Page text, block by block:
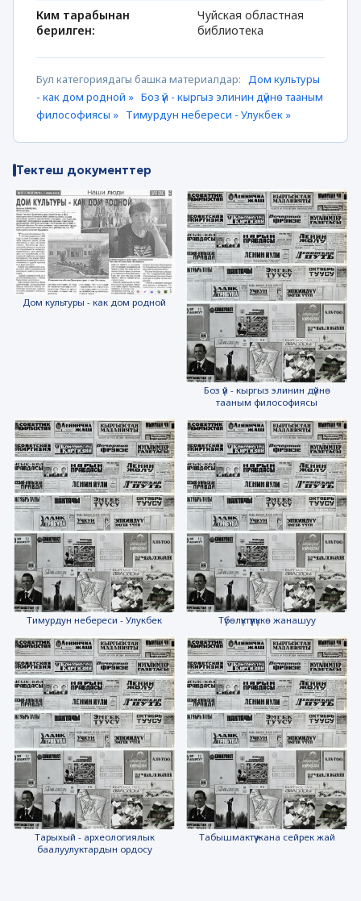
Ким тарабынан
берилген:
Чуйская областная
библиотека
Бул категориядагы башка материалдар: Дом культуры
- как дом родной » Боз үй - кыргыз элинин дүйнө тааным
философиясы » Тимурдун небереси - Улукбек »
Тектеш документтер
Дом культуры - как дом родной
Боз үй - кыргыз элинин дүйнө
тааным философиясы
Тимурдун небереси - Улукбек Түбөлүктүүлүккө жанашуу
Тарыхый - археологиялык
баалуулуктардын ордосу
Табышмактүү жана сейрек жай